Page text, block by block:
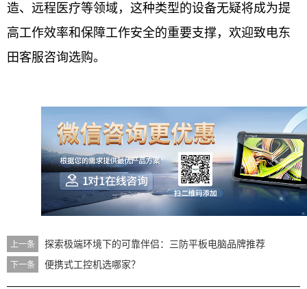
造、远程医疗等领域，这种类型的设备无疑将成为提
高工作效率和保障工作安全的重要支撑，欢迎致电东
田客服咨询选购。
上一条 探索极端环境下的可靠伴侣：三防平板电脑品牌推荐
下一条 便携式工控机选哪家？